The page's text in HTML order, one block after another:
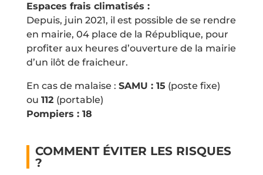
Espaces frais climatisés :
Depuis, juin 2021, il est possible de se rendre
en mairie, 04 place de la République, pour
profiter aux heures d’ouverture de la mairie
d’un ilôt de fraicheur.
En cas de malaise : SAMU : 15 (poste fixe)
ou 112 (portable)
Pompiers : 18
COMMENT ÉVITER LES RISQUES
?